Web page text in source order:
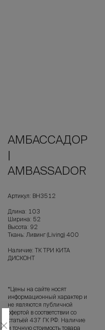
АМБАССАДОР
|
AMBASSADOR
Артикул: ВН3512
Длина: 103
Ширина: 52
Высота: 92
Ткань: Ливинг (Living) 400
Наличие: ТК ТРИ КИТА
ДИСКОНТ
*Цены на сайте носят
информационный характер и
не являются публичной
офертой в соответствии со
статьёй 437 ГК РФ. Наличие
и точную стоимость товара